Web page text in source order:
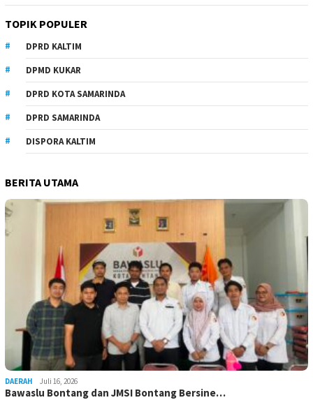
TOPIK POPULER
DPRD KALTIM
DPMD KUKAR
DPRD KOTA SAMARINDA
DPRD SAMARINDA
DISPORA KALTIM
BERITA UTAMA
DAERAH Juli 16, 2026
Bawaslu Bontang dan JMSI Bontang Bersine…